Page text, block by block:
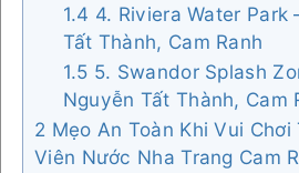
1.4 4. Riviera Water Park
Tất Thành, Cam Ranh
1.5 5. Swandor Splash
Nguyễn Tất Thành, Cam
2 Mẹo An Toàn Khi Vui Chơi
Viên Nước Nha Trang Cam